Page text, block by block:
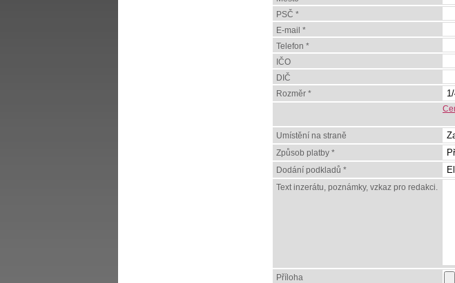
PSČ *
E-mail *
Telefon *
IČO
DIČ
Rozměr *
Umístění na straně
Způsob platby *
Dodání podkladů *
Text inzerátu, poznámky, vzkaz pro redakci.
Příloha